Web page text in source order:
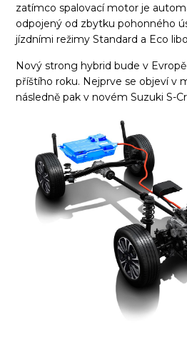
zatímco spalovací motor je
odpojený od zbytku pohonného
jízdními režimy Standard a Eco
Nový strong hybrid bude v
příštího roku. Nejprve se objeví v
následně pak v novém Suzuki S-